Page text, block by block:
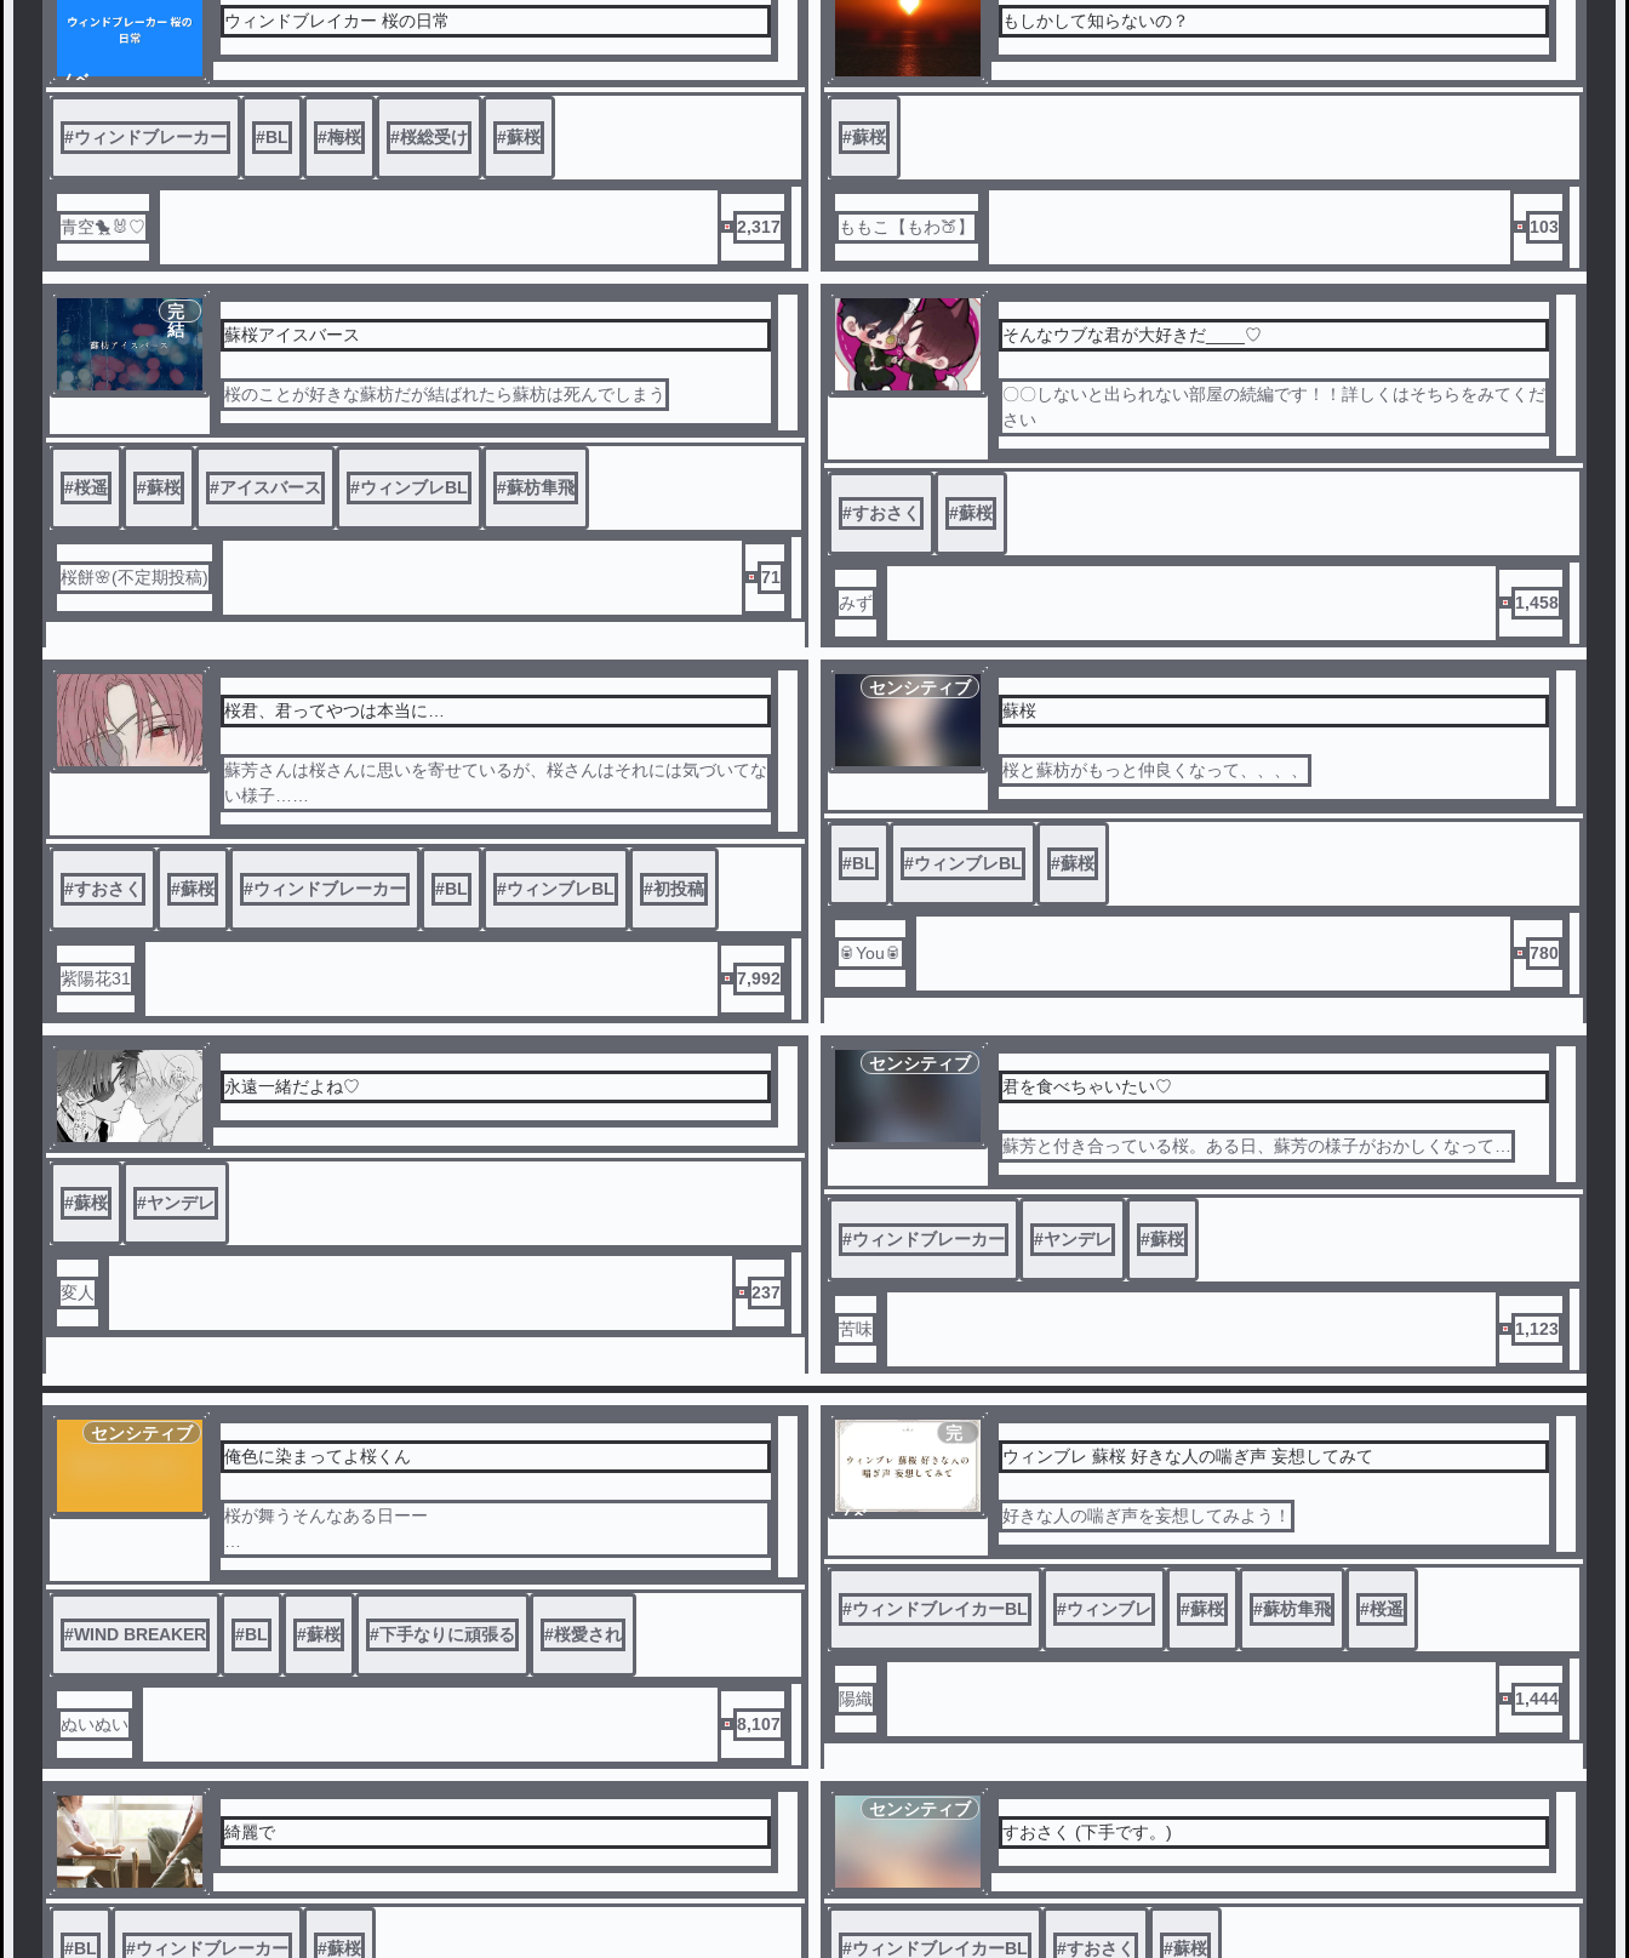
ノベ
ル
ウィンドブレイカー 桜の日常
#ウィンドブレーカー #BL #梅桜 #桜総受け #蘇桜
青空🐤🐰♡ 2,317
もしかして知らないの？
#蘇桜
ももこ【もわ🍑】 103
完
結
蘇桜アイスバース
桜のことが好きな蘇枋だが結ばれたら蘇枋は死んでしまう
#桜遥 #蘇桜 #アイスバース #ウィンブレBL #蘇枋隼飛
桜餅🌸(不定期投稿) 71
そんなウブな君が大好きだ____♡
〇〇しないと出られない部屋の続編です！！詳しくはそちらをみてくだ
さい
#すおさく #蘇桜
みず 1,458
桜君、君ってやつは本当に…
蘇芳さんは桜さんに思いを寄せているが、桜さんはそれには気づいてな
い様子…
そしてそこから蘇芳さんはある行動に出た…
#すおさく #蘇桜 #ウィンドブレーカー #BL #ウィンブレBL #初投稿
紫陽花31 7,992
センシティブ
蘇桜
桜と蘇枋がもっと仲良くなって、、、、
#BL #ウィンブレBL #蘇桜
🥫You🥫 780
永遠一緒だよね♡
#蘇桜 #ヤンデレ
変人 237
センシティブ
君を食べちゃいたい♡
蘇芳と付き合っている桜。ある日、蘇芳の様子がおかしくなって…
#ウィンドブレーカー #ヤンデレ #蘇桜
苦味 1,123
センシティブ
俺色に染まってよ桜くん
桜が舞うそんなある日ーー
「好きだよ」と告白され付き合うことになった桜と蘇枋
2人の関係は良好に見えたが蘇枋は桜に言ってないもう1つの顔がある
らしい
これは少し歪みつつも愛し合う2人の話。
※練習のつもりなので暖かい目で見てください。
#WIND BREAKER #BL #蘇桜 #下手なりに頑張る #桜愛され
ぬいぬい 8,107
ノベ
完
ウィンブレ 蘇桜 好きな人の喘ぎ声 妄想してみて
好きな人の喘ぎ声を妄想してみよう！
#ウィンドブレイカーBL #ウィンブレ #蘇桜 #蘇枋隼飛 #桜遥
陽織 1,444
綺麗で
#BL #ウィンドブレーカー #蘇桜
センシティブ
すおさく (下手です。)
#ウィンドブレイカーBL #すおさく #蘇桜